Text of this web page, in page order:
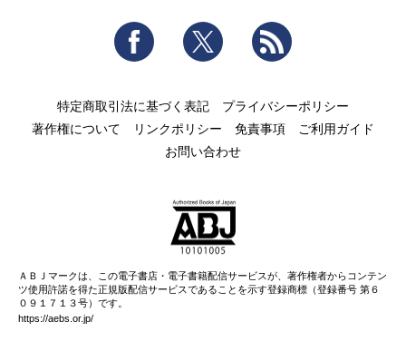
Facebook Twitter
特定商取引法に基づく表記
プライバシーポリシー
著作権について
リンクポリシー 免責事項
ご利用ガイド
お問い合わせ
ＡＢＪマークは、この電子書店・電子書籍配信サービスが、著作権者からコンテン
ツ使用許諾を得た正規版配信サービスであることを示す登録商標（登録番号 第６
０９１７１３号）です。
https://aebs.or.jp/